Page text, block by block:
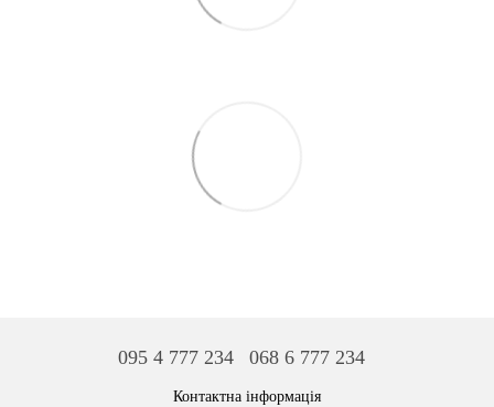
095 4 777 234 068 6 777 234
Контактна інформація